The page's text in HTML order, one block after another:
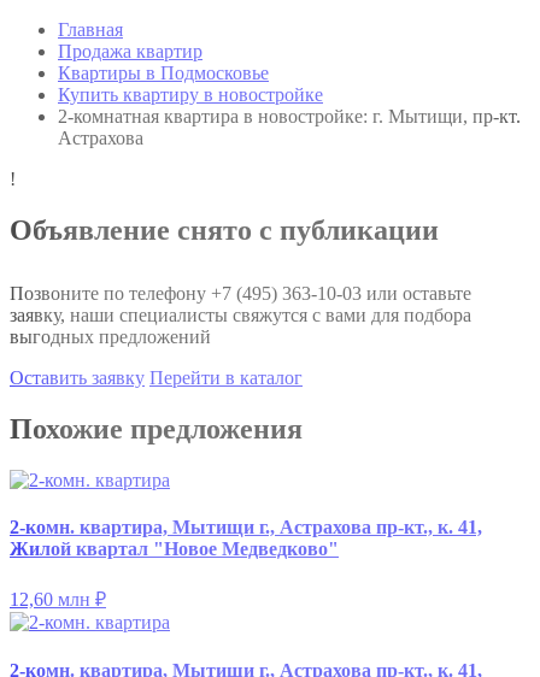
Главная
Продажа квартир
Квартиры в Подмосковье
Купить квартиру в новостройке
2-комнатная квартира в новостройке: г. Мытищи, пр-кт.
Астрахова
!
Объявление снято с публикации
Позвоните по телефону +7 (495) 363-10-03 или оставьте
заявку, наши специалисты свяжутся с вами для подбора
выгодных предложений
Оставить заявку Перейти в каталог
Похожие предложения
2-комн. квартира, Мытищи г., Астрахова пр-кт., к. 41,
Жилой квартал "Новое Медведково"
12,60 млн ₽
2-комн. квартира, Мытищи г., Астрахова пр-кт., к. 41,